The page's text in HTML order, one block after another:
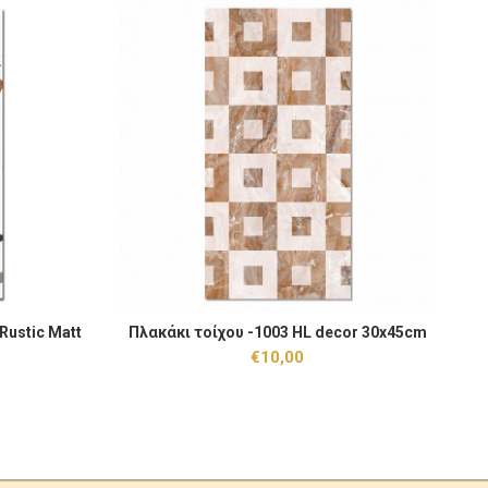
Matt 60x120 ποσότητα
Matt Πλακάκι τοίχου -1003 HL decor 30x45cm ποσότητα
ΠΡΟΣΘΉΚΗ ΣΤΟ ΚΑΛΆΘΙ
Πλακάκι τοίχου -1003 HL decor 30x45cm
€10,00